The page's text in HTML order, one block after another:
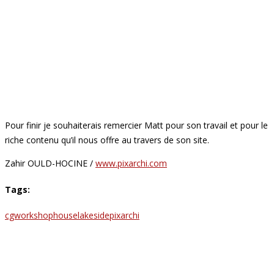
Pour finir je souhaiterais remercier Matt pour son travail et pour le
riche contenu qu’il nous offre au travers de son site.
Zahir OULD-HOCINE / www.pixarchi.com
Tags:
cgworkshophouselakesidepixarchi